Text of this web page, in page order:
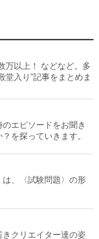
万以上！ などなど。多
堂入り”記事をまとめま
エピソードをお聞き
を探っていきます。
、〈試験問題〉の形
クリエイター達の姿